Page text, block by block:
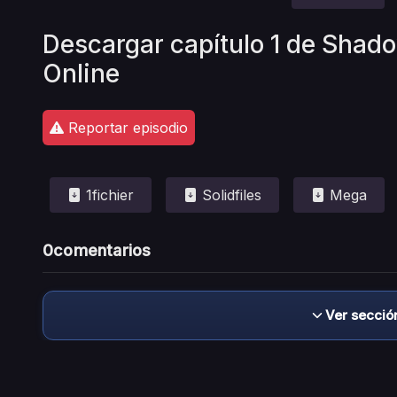
Descargar capítulo 1 de
Online
Reportar episodio
1fichier Solidfiles Mega
0comentarios
Ver